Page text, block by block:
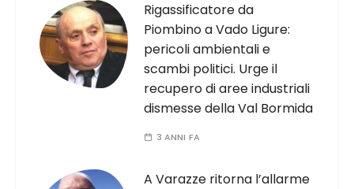
Rigassificatore da
Piombino a Vado Ligure:
pericoli ambientali e
scambi politici. Urge il
recupero di aree industriali
dismesse della Val Bormida
3 ANNI FA
A Varazze ritorna l’allarme